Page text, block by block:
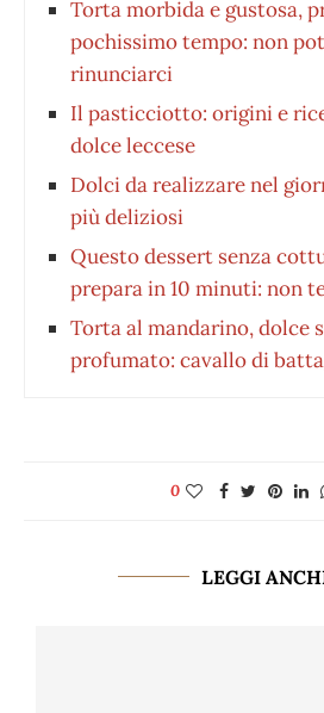
Torta morbida e gustosa,
pochissimo tempo: non
rinunciarci
Il pasticciotto: origini e
dolce leccese
Dolci da realizzare nel
più deliziosi
Questo dessert senza
prepara in 10 minuti: non
Torta al mandarino, dolce
profumato: cavallo di
0
LEGGI